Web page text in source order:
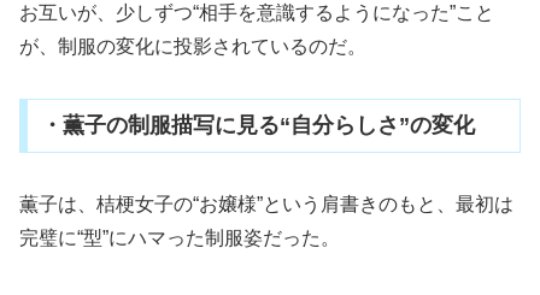
お互いが、少しずつ“相手を意識するようになった”こと
が、制服の変化に投影されているのだ。
・薫子の制服描写に見る“自分らしさ”の変化
薫子は、桔梗女子の“お嬢様”という肩書きのもと、最初は
完璧に“型”にハマった制服姿だった。